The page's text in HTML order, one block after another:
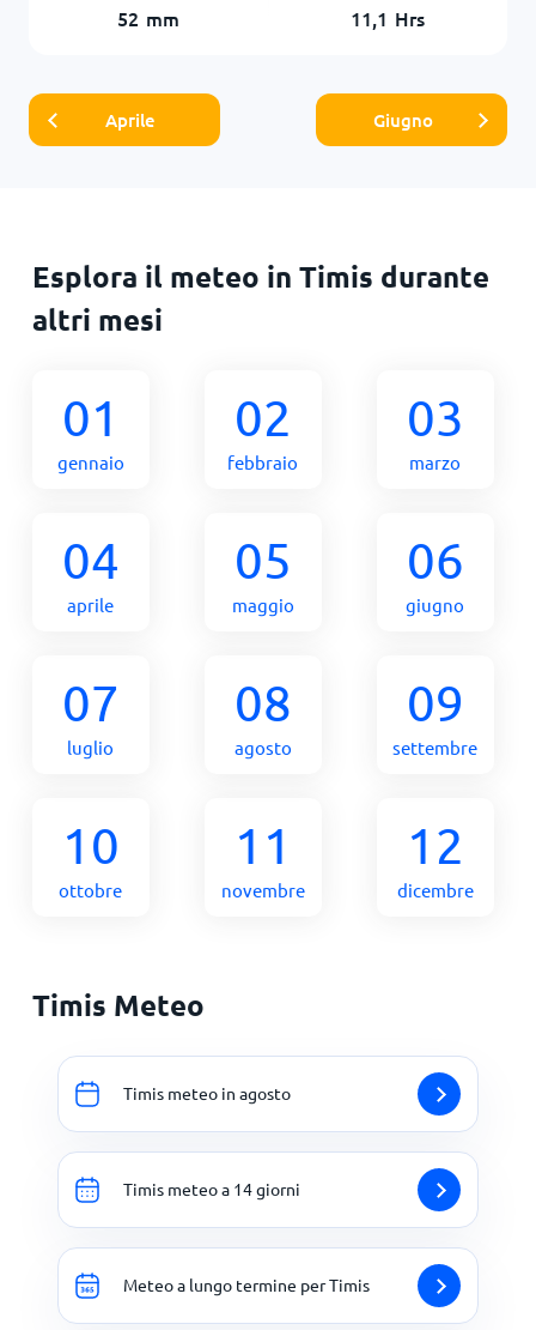
52 mm 11,1 Hrs
Aprile Giugno
Esplora il meteo in Timis durante
altri mesi
01
gennaio
02
febbraio
03
marzo
04
aprile
05
maggio
06
giugno
07
luglio
08
agosto
09
settembre
10
ottobre
11
novembre
12
dicembre
Timis Meteo
Timis meteo in agosto
Timis meteo a 14 giorni
Meteo a lungo termine per Timis